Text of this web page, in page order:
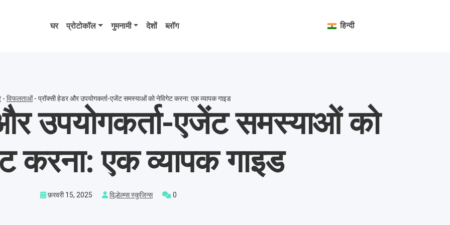
घर प्रोटोकॉल गुमनामी देशों ब्लॉग हिन्दी
- विफलताओं- प्रॉक्सी हेडर और उपयोगकर्ता-एजेंट समस्याओं को नेविगेट करना: एक व्यापक गाइड
उपयोगकर्ता-एजेंट समस्याओं को
करना: एक व्यापक गाइड
फ़रवरी 15, 2025 विल्हेल्म्स स्कुजिन्स 0